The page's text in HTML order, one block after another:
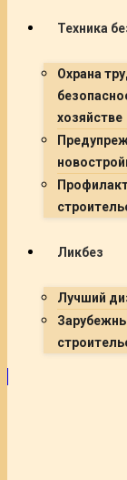
Техника
Охрана
хозяйстве
Ликбез
Лучший